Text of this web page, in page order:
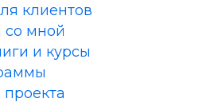
клиентов
со мной
и курсы